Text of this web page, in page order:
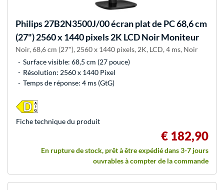
Philips27B2N3500J/00 écran plat de PC 68,6 cm
(27") 2560 x 1440 pixels 2K LCD Noir Moniteur
Noir, 68,6 cm (27"), 2560 x 1440 pixels, 2K, LCD, 4 ms, Noir
Surface visible: 68,5 cm (27 pouce)
Résolution: 2560 x 1440 Pixel
Temps de réponse: 4 ms (GtG)
€ 182,90
En rupture de stock, prêt à être expédié dans 3-7 jours
ouvrables à compter de la commande
Fiche technique du produit